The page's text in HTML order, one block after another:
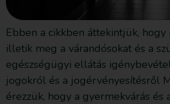
Ebben a cikkben áttekintjük,
illetik meg a várandósokat és a
egészségügyi ellátás
jogokról és a jogérvényesítésről
érezzük, hogy a gyermekvárás és